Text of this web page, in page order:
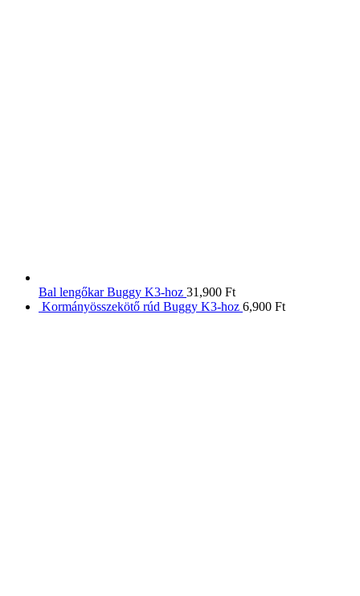
Bal lengőkar Buggy K3-hoz 31,900 Ft
Kormányösszekötő rúd Buggy K3-hoz 6,900 Ft